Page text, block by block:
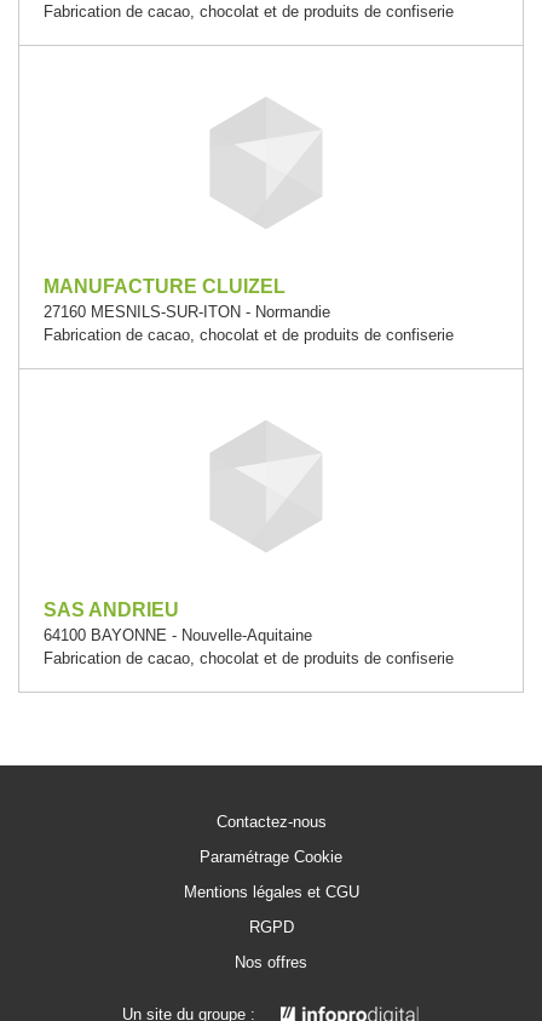
Fabrication de cacao, chocolat et de produits de confiserie
MANUFACTURE CLUIZEL
27160 MESNILS-SUR-ITON - Normandie
Fabrication de cacao, chocolat et de produits de confiserie
SAS ANDRIEU
64100 BAYONNE - Nouvelle-Aquitaine
Fabrication de cacao, chocolat et de produits de confiserie
Contactez-nous
Paramétrage Cookie
Mentions légales et CGU
RGPD
Nos offres
Un site du groupe :